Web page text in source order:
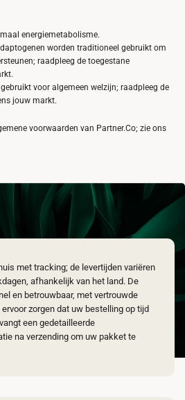
energiemetabolisme.
worden traditioneel gebruikt om
raadpleeg de toegestane
voor algemeen welzijn; raadpleeg de
jouw markt.
voorwaarden van Partner.Co; zie ons
met tracking; de levertijden variëren
afhankelijk van het land. De
en betrouwbaar, met vertrouwde
zorgen dat uw bestelling op tijd
een gedetailleerde
na verzending om uw pakket te